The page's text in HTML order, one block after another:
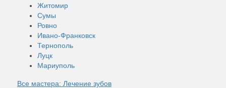
Житомир
Сумы
Ровно
Ивано-Франковск
Тернополь
Луцк
Мариуполь
Все мастера: Лечение зубов